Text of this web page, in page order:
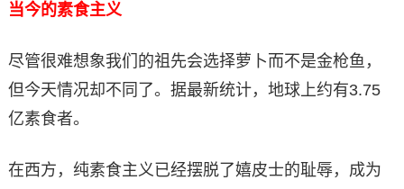
当今的素食主义
尽管很难想象我们的祖先会选择萝卜而不是金枪鱼，
但今天情况却不同了。据最新统计，地球上约有3.75
亿素食者。
在西方，纯素食主义已经摆脱了嬉皮士的耻辱，成为